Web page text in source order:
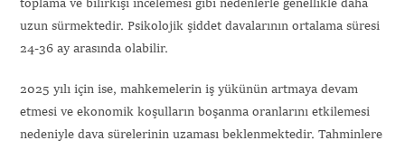
toplama ve bilirkişi incelemesi gibi nedenlerle genellikle daha
uzun sürmektedir. Psikolojik şiddet davalarının ortalama süresi
24-36 ay arasında olabilir.
2025 yılı için ise, mahkemelerin iş yükünün artmaya devam
etmesi ve ekonomik koşulların boşanma oranlarını etkilemesi
nedeniyle dava sürelerinin uzaması beklenmektedir. Tahminlere